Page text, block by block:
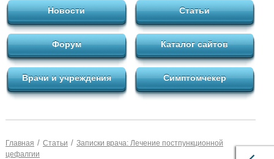
Новости Статьи
Форум Каталог сайтов
Врачи и учреждения Симптомчекер
Главная / Статьи / Записки врача: Лечение постпункционной
цефалгии